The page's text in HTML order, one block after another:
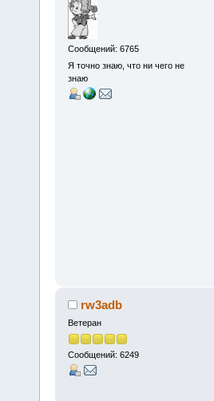
Сообщений: 6765
Я точно знаю, что ни чего не
знаю
rw3adb
Ветеран
Сообщений: 6249